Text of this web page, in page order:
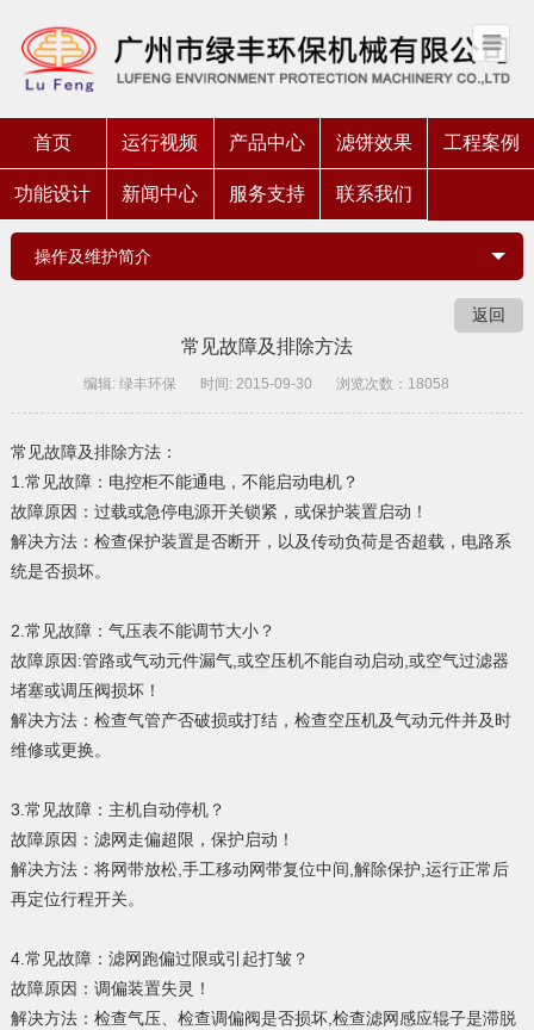
首页 运行视频 产品中心 滤饼效果 工程案例
功能设计 新闻中心 服务支持 联系我们
操作及维护简介
返回
常见故障及排除方法
编辑: 绿丰环保 时间: 2015-09-30 浏览次数：18058
常见故障及排除方法：
1.常见故障：电控柜不能通电，不能启动电机？
故障原因：过载或急停电源开关锁紧，或保护装置启动！
解决方法：检查保护装置是否断开，以及传动负荷是否超载，电路系
统是否损坏。
2.常见故障：气压表不能调节大小？
故障原因:管路或气动元件漏气,或空压机不能自动启动,或空气过滤器
堵塞或调压阀损坏！
解决方法：检查气管产否破损或打结，检查空压机及气动元件并及时
维修或更换。
3.常见故障：主机自动停机？
故障原因：滤网走偏超限，保护启动！
解决方法：将网带放松,手工移动网带复位中间,解除保护,运行正常后
再定位行程开关。
4.常见故障：滤网跑偏过限或引起打皱？
故障原因：调偏装置失灵！
解决方法：检查气压、检查调偏阀是否损坏,检查滤网感应辊子是滞脱